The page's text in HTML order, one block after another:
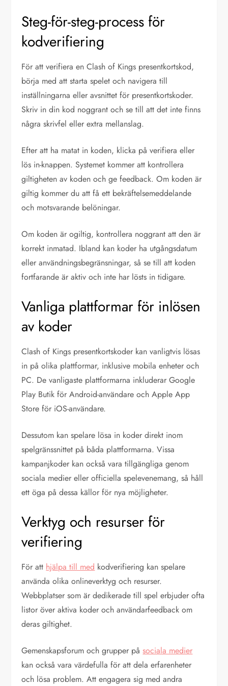
Steg-för-steg-process för
kodverifiering
För att verifiera en Clash of Kings presentkortskod,
börja med att starta spelet och navigera till
inställningarna eller avsnittet för presentkortskoder.
Skriv in din kod noggrant och se till att det inte finns
några skrivfel eller extra mellanslag.
Efter att ha matat in koden, klicka på verifiera eller
lös in-knappen. Systemet kommer att kontrollera
giltigheten av koden och ge feedback. Om koden är
giltig kommer du att få ett bekräftelsemeddelande
och motsvarande belöningar.
Om koden är ogiltig, kontrollera noggrant att den är
korrekt inmatad. Ibland kan koder ha utgångsdatum
eller användningsbegränsningar, så se till att koden
fortfarande är aktiv och inte har lösts in tidigare.
Vanliga plattformar för inlösen
av koder
Clash of Kings presentkortskoder kan vanligtvis lösas
in på olika plattformar, inklusive mobila enheter och
PC. De vanligaste plattformarna inkluderar Google
Play Butik för Android-användare och Apple App
Store för iOS-användare.
Dessutom kan spelare lösa in koder direkt inom
spelgränssnittet på båda plattformarna. Vissa
kampanjkoder kan också vara tillgängliga genom
sociala medier eller officiella spelevenemang, så håll
ett öga på dessa källor för nya möjligheter.
Verktyg och resurser för
verifiering
För att hjälpa till med kodverifiering kan spelare
använda olika onlineverktyg och resurser.
Webbplatser som är dedikerade till spel erbjuder ofta
listor över aktiva koder och användarfeedback om
deras giltighet.
Gemenskapsforum och grupper påsociala medier
kan också vara värdefulla för att dela erfarenheter
och lösa problem. Att engagera sig med andra